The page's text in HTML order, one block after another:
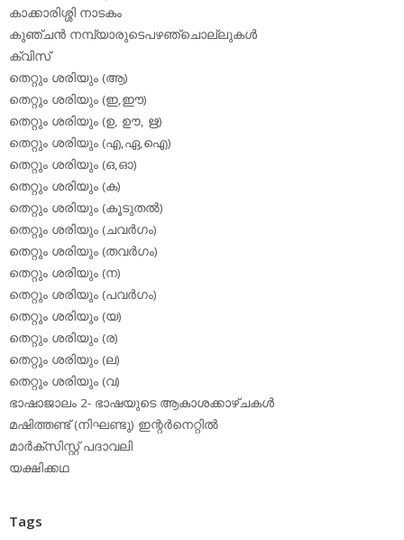
കാക്കാരിശ്ശി നാടകം
കുഞ്ചന്‍ നമ്പ്യാരുടെപഴഞ്ചൊല്ലുകള്‍
ക്വിസ്
തെറ്റും ശരിയും (ആ)
തെറ്റും ശരിയും (ഇ,ഈ)
തെറ്റും ശരിയും (ഉ, ഊ, ഋ)
തെറ്റും ശരിയും (എ,ഏ,ഐ)
തെറ്റും ശരിയും (ഒ,ഓ)
തെറ്റും ശരിയും (ക)
തെറ്റും ശരിയും (കൂടുതല്‍)
തെറ്റും ശരിയും (ചവര്‍ഗം)
തെറ്റും ശരിയും (തവര്‍ഗം)
തെറ്റും ശരിയും (ന)
തെറ്റും ശരിയും (പവര്‍ഗം)
തെറ്റും ശരിയും (യ)
തെറ്റും ശരിയും (ര)
തെറ്റും ശരിയും (ല)
തെറ്റും ശരിയും (വ)
ഭാഷാജാലം 2- ഭാഷയുടെ ആകാശക്കാഴ്ചകള്‍
മഷിത്തണ്ട് (നിഘണ്ടു) ഇന്റര്‍നെറ്റില്‍
മാര്‍ക്‌സിസ്റ്റ് പദാവലി
യക്ഷിക്കഥ
Tags